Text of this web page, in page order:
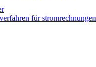
für stromrechnungen